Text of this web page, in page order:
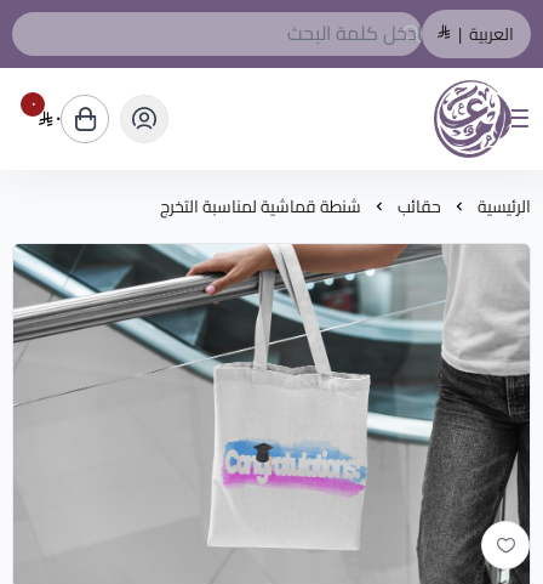
العربية |
المصمم العربي
٠ ٠
الرئيسية حقائب شنطة قماشية لمناسبة التخرج